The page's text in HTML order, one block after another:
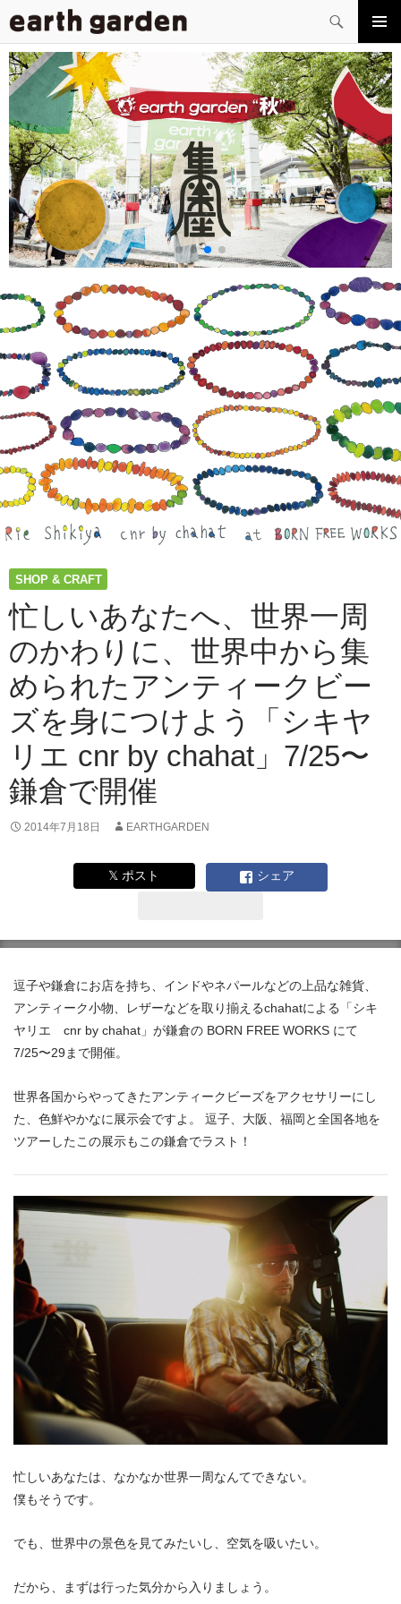
索
メイン
メニュ
ー
コ
ン
テ
ン
へ
ス
キ
ッ
プ
SHOP & CRAFT
忙しいあなたへ、世界一周
のかわりに、世界中から集
められたアンティークビー
ズを身につけよう「シキヤ
リエ cnr by chahat」7/25〜
鎌倉で開催
2014年7月18日 EARTHGARDEN
𝕏 ポスト シェア
逗子や鎌倉にお店を持ち、インドやネパールなどの上品な雑貨、
アンティーク小物、レザーなどを取り揃えるchahatによる「シキ
ヤリエ cnr by chahat」が鎌倉の BORN FREE WORKS にて
7/25〜29まで開催。
世界各国からやってきたアンティークビーズをアクセサリーにし
た、色鮮やかなに展示会ですよ。 逗子、大阪、福岡と全国各地を
ツアーしたこの展示もこの鎌倉でラスト！
忙しいあなたは、なかなか世界一周なんてできない。
僕もそうです。
でも、世界中の景色を見てみたいし、空気を吸いたい。
だから、まずは行った気分から入りましょう。